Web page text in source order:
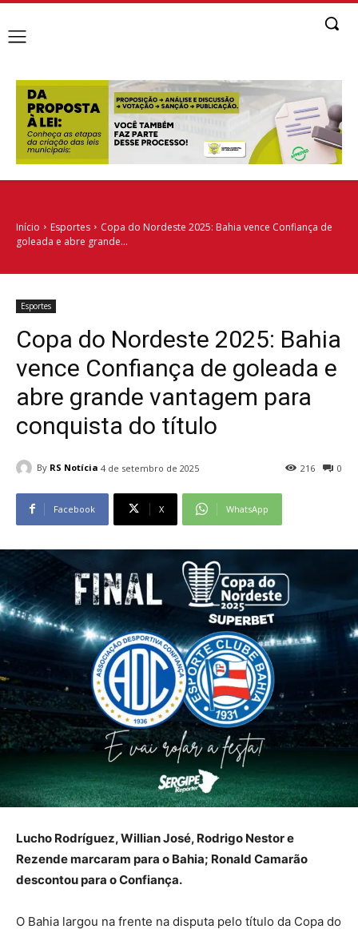
Início Esportes
Copa do Nordeste 2025: Bahia vence Confiança de
goleada e abre grande...
Esportes
Copa do Nordeste 2025: Bahia
vence Confiança de goleada e
abre grande vantagem para
conquista do título
By RS Notícia 4 de setembro de 2025 0
216
Facebook X WhatsApp
Lucho Rodríguez, Willian José, Rodrigo Nestor e
Rezende marcaram para o Bahia; Ronald Camarão
descontou para o Confiança.
O Bahia largou na frente na disputa pelo título da Copa do